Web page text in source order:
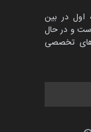
اول در بین
و در حال
های تخصصی